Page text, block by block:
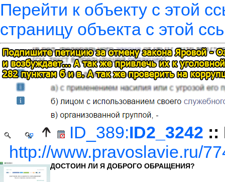
Перейти к объекту с этой
страницу объекта с этой
ID_389:ID2_3242 ::
http://www.pravoslavie.ru/
ДОСТОИН ЛИ Я ДОБРОГО ОБРАЩЕНИЯ?